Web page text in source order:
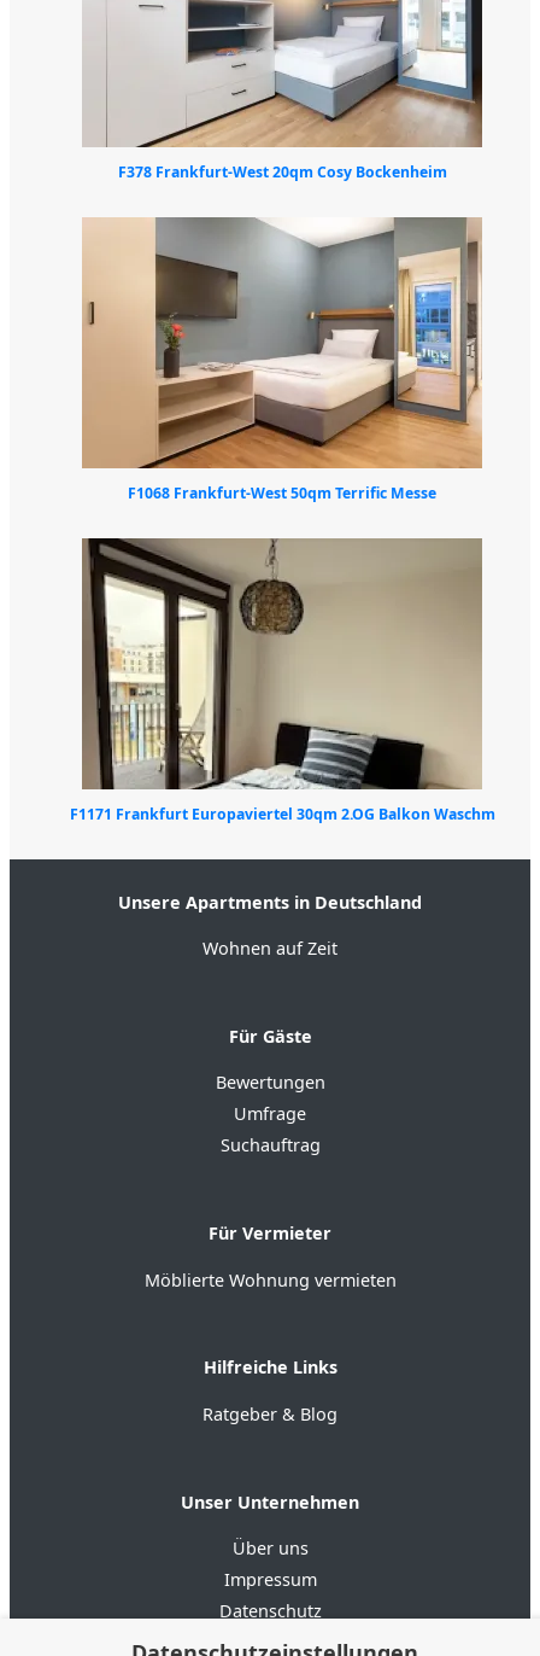
F378 Frankfurt-West 20qm Cosy Bockenheim
F1068 Frankfurt-West 50qm Terrific Messe
F1171 Frankfurt Europaviertel 30qm 2.OG Balkon Waschm
Unsere Apartments in Deutschland
Wohnen auf Zeit
Für Gäste
Bewertungen
Umfrage
Suchauftrag
Für Vermieter
Möblierte Wohnung vermieten
Hilfreiche Links
Ratgeber & Blog
Unser Unternehmen
Über uns
Impressum
Datenschutz
AGB